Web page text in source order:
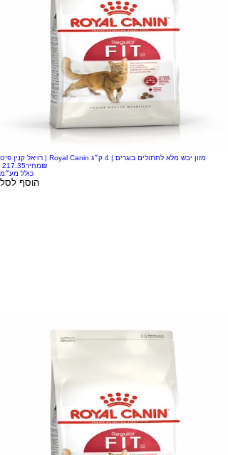
רויאל קנין פיט | Royal Canin מזון יבש מלא לחתולים בוגרים | 4 ק״ג
מחיר‏217.35 ‏₪
כולל מע״מ
הוסף לסל